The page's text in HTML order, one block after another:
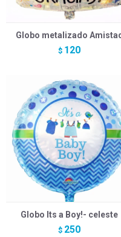
Globo metalizado Amistad
$ 120
Globo Its a Boy!- celeste
$ 250